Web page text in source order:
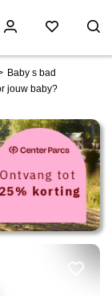
Baby s bad
jouw baby?